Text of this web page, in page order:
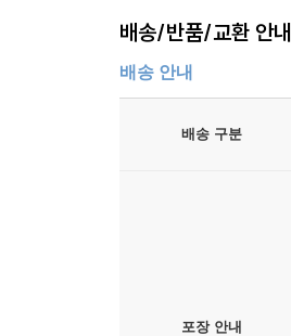
배송/반품/교환 안내
배송 안내
배송 구분
포장 안내